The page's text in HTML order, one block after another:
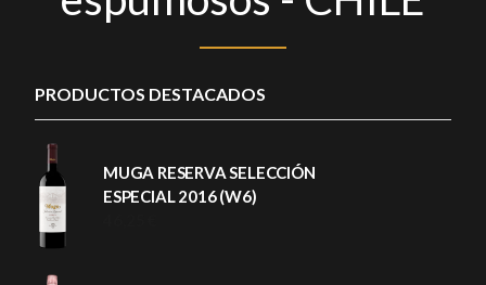
PRODUCTOS DESTACADOS
MUGA RESERVA SELECCIÓN
ESPECIAL 2016 (W6)